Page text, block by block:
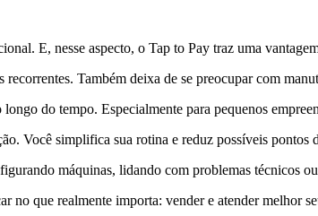
E, nesse aspecto, o Tap to Pay traz uma
Também deixa de se preocupar com
do tempo. Especialmente para pequenos
Você simplifica sua rotina e reduz possíveis pontos
máquinas, lidando com problemas técnicos
no que realmente importa: vender e atender melhor